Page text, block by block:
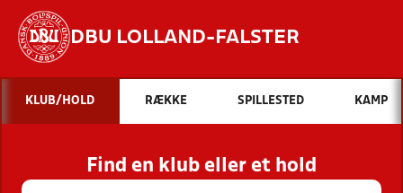
DBU LOLLAND-FALSTER
Hvad vil du søge efter?
INDHOLD OG NYHEDER
STILLINGER, RESULTATER, KLUBBER OG
HOLD
KLUB/HOLD RÆKKE SPILLESTED KAMP
Find en klub eller et hold